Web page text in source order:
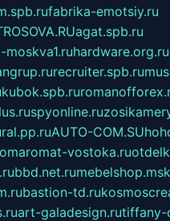
fabrika-emotsiy.ru
agat.spb.ru
hardware.org.ru
recruiter.spb.ru
kubok.spb.ru
spyonline.ru
AUTO-COM.SU
aromat-vostoka.ru
bbd.net.ru
bastion-td.ru
art-galadesign.rutiffany-